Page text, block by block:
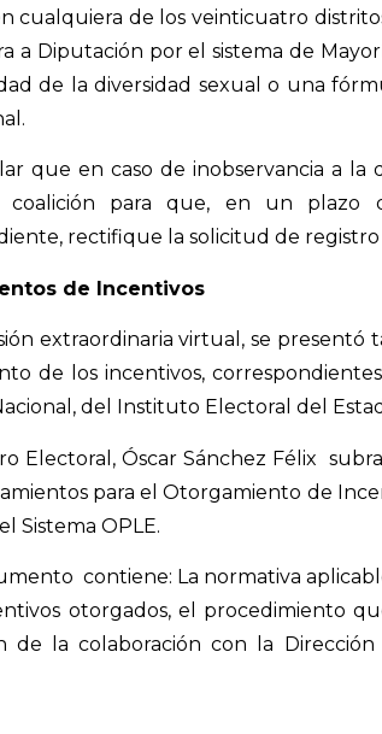
cualquiera de los veinticuatro
a Diputación por el sistema de
de la diversidad sexual o una
que en caso de inobservancia a
coalición para que, en un plazo
rectifique la solicitud de registro
de Incentivos
extraordinaria virtual, se presentó
de los incentivos,
del Instituto Electoral del
Electoral, Óscar Sánchez Félix
para el Otorgamiento de
Sistema OPLE.
contiene: La normativa
otorgados, el procedimiento
de la colaboración con la